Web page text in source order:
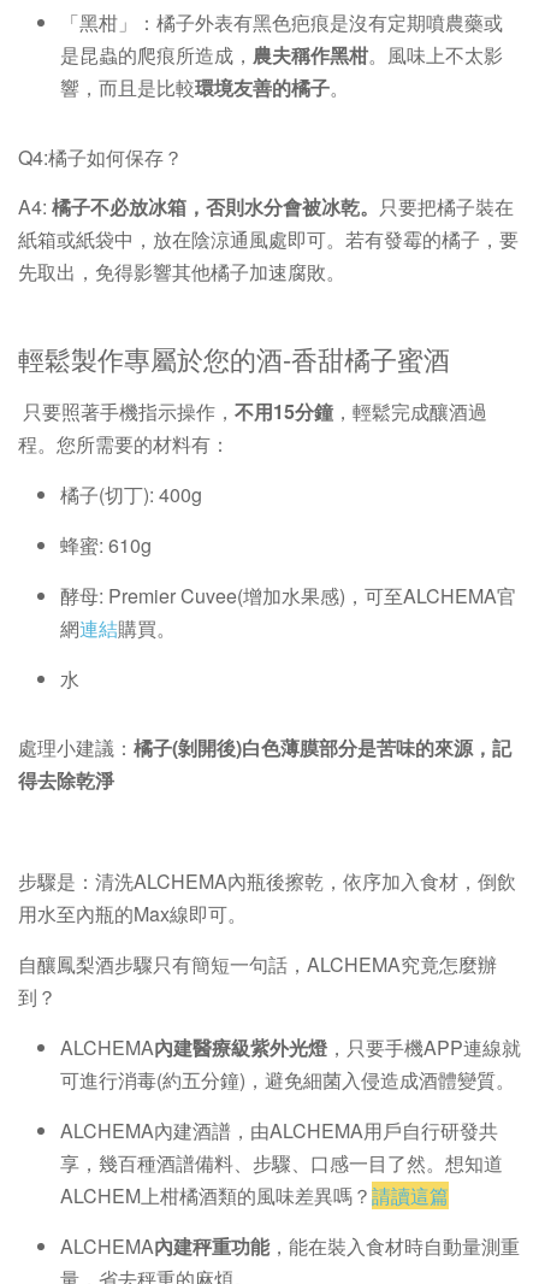
「黑柑」：橘子外表有黑色疤痕是沒有定期噴農藥或
是昆蟲的爬痕所造成， 農夫稱作黑柑。風味上不太影
響，而且是比較環境友善的橘子。
Q4:橘子如何保存？
A4: 橘子不必放冰箱，否則水分會被冰乾。 只要把橘子裝在
紙箱或紙袋中，放在陰涼通風處即可。若有發霉的橘子，要
先取出，免得影響其他橘子加速腐敗。
輕鬆製作專屬於您的酒-香甜橘子蜜酒
只要照著手機指示操作， 不用15分鐘 ，輕鬆完成釀酒過
程。您所需要的材料有：
橘子(切丁): 400g
蜂蜜: 610g
酵母: Premier Cuvee(增加水果感)，可至ALCHEMA官
網連結購買。
水
處理小建議： 橘子(剝開後)白色薄膜部分是苦味的來源，記
得去除乾淨
步驟是：清洗ALCHEMA內瓶後擦乾，依序加入食材，倒飲
用水至內瓶的Max線即可。
自釀鳳梨酒步驟只有簡短一句話，ALCHEMA究竟怎麼辦
到？
ALCHEMA內建醫療級紫外光燈 ，只要手機APP連線就
可進行消毒(約五分鐘)，避免細菌入侵造成酒體變質。
ALCHEMA內建酒譜，由ALCHEMA用戶自行研發共
享，幾百種酒譜備料、步驟、口感一目了然。想知道
ALCHEM上柑橘酒類的風味差異嗎？請讀這篇
ALCHEMA內建秤重功能，能在裝入食材時自動量測重
量，省去秤重的麻煩。